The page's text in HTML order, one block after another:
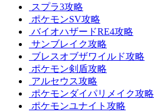
スプラ3攻略
ポケモンSV攻略
バイオハザードRE4攻略
サンブレイク攻略
ブレスオブザワイルド攻略
ポケモン剣盾攻略
アルセウス攻略
ポケモンダイパリメイク攻略
ポケモンユナイト攻略